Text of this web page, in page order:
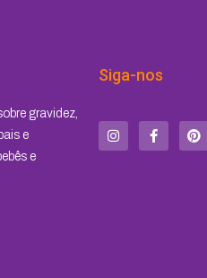
gravidez,
e
e
Siga-nos
n
s
t
a
c
e
i
n
t